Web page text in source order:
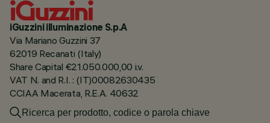
iGuzzini illuminazione S.p.A
Via Mariano Guzzini 37
62019 Recanati (Italy)
Share Capital €21.050.000,00 i.v.
VAT N. and R.I. : (IT)00082630435
CCIAA Macerata, R.E.A. 40632